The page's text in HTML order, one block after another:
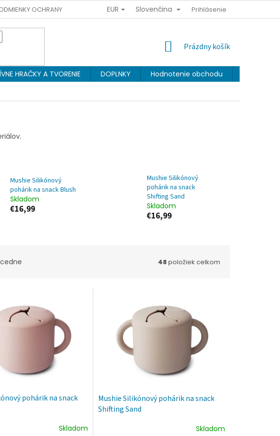
OCHRANY OSOBNÝCH ÚDAJOV OBCHODNÉ PODMIENKY
EUR Slovenčina Prihlásenie
NÁKUPNÝ
Prázdny košík
HRAČKY A TVORENIE DOPLNKY Hodnotenie obchodu
Mushie Silikónový
pohárik na snack Blush
Skladom
€16,99
Mushie Silikónový
pohárik na snack
Shifting Sand
Skladom
€16,99
48položiek celkom
pohárik na snack
Skladom
Mushie Silikónový pohárik na snack
Shifting Sand
Skladom